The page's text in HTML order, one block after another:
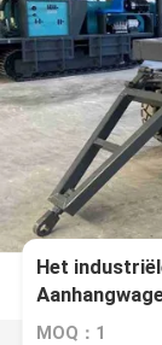
Het
op
MOQ：1